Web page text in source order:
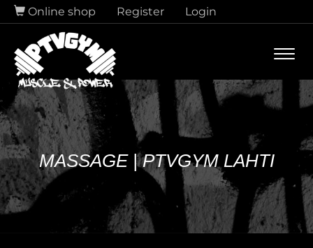
Online shop Register Login
MASSAGE | PTVGYM LAHTI